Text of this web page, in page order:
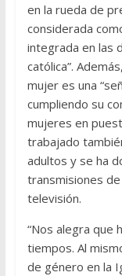
en la rueda de
considerada
integrada en las
católica”.
mujer es una
cumpliendo su
mujeres en
trabajado
adultos y se ha
transmisiones
televisión.
“Nos alegra que
tiempos. Al
de género en la